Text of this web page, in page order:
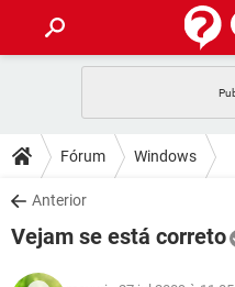
CELULAR
OUTLOOK
INSTAGRAM
GUIA DE COMPRAS
DICAS
JOGOS
DOWNLOADS
JOGOS
CELULAR
FÓRUM
Fórum Windows
Anterior
Vejam se está correto